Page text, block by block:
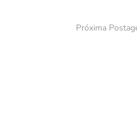
Próxima